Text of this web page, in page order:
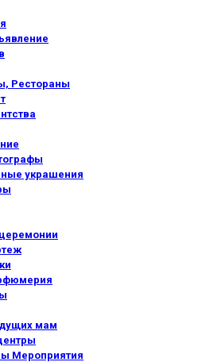
Рестораны
украшения
мам
Мероприятия